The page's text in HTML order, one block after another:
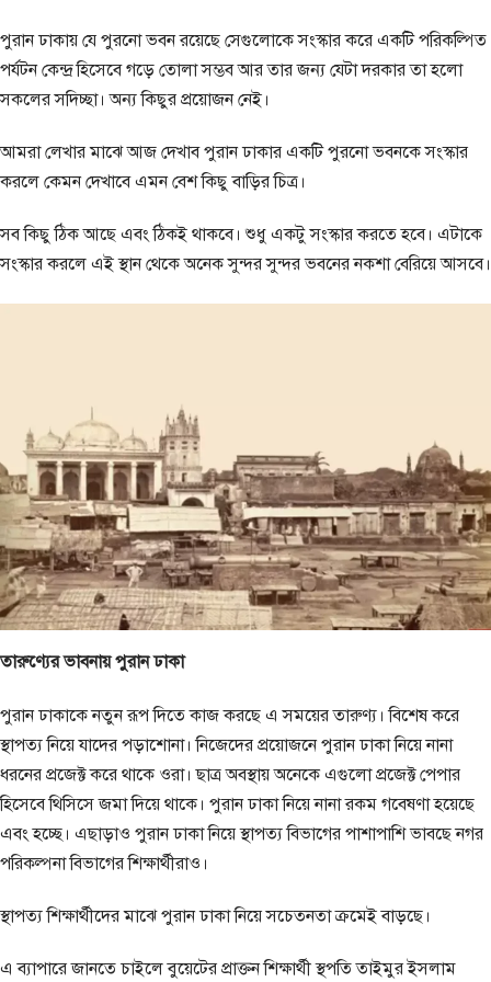
পুরান ঢাকায় যে পুরনো ভবন রয়েছে সেগুলোকে সংস্কার করে একটি পরিকল্পিত
পর্যটন কেন্দ্র হিসেবে গড়ে তোলা সম্ভব আর তার জন্য যেটা দরকার তা হলো
সকলের সদিচ্ছা। অন্য কিছুর প্রয়োজন নেই।
আমরা লেখার মাঝে আজ দেখাব পুরান ঢাকার একটি পুরনো ভবনকে সংস্কার
করলে কেমন দেখাবে এমন বেশ কিছু বাড়ির চিত্র।
সব কিছু ঠিক আছে এবং ঠিকই থাকবে। শুধু একটু সংস্কার করতে হবে। এটাকে
সংস্কার করলে এই স্থান থেকে অনেক সুন্দর সুন্দর ভবনের নকশা বেরিয়ে আসবে।
তারুণ্যের ভাবনায় পুরান ঢাকা
পুরান ঢাকাকে নতুন রূপ দিতে কাজ করছে এ সময়ের তারুণ্য। বিশেষ করে
স্থাপত্য নিয়ে যাদের পড়াশোনা। নিজেদের প্রয়োজনে পুরান ঢাকা নিয়ে নানা
ধরনের প্রজেক্ট করে থাকে ওরা। ছাত্র অবস্থায় অনেকে এগুলো প্রজেক্ট পেপার
হিসেবে থিসিসে জমা দিয়ে থাকে। পুরান ঢাকা নিয়ে নানা রকম গবেষণা হয়েছে
এবং হচ্ছে। এছাড়াও পুরান ঢাকা নিয়ে স্থাপত্য বিভাগের পাশাপাশি ভাবছে নগর
পরিকল্পনা বিভাগের শিক্ষার্থীরাও।
স্থাপত্য শিক্ষার্থীদের মাঝে পুরান ঢাকা নিয়ে সচেতনতা ক্রমেই বাড়ছে।
এ ব্যাপারে জানতে চাইলে বুয়েটের প্রাক্তন শিক্ষার্থী স্থপতি তাইমুর ইসলাম